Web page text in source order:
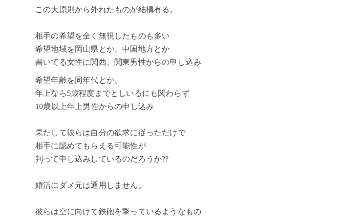
この大原則から外れたものが結構有る。
相手の希望を全く無視したものも多い
希望地域を岡山県とか、中国地方とか
書いてる女性に関西、関東男性からの申し込み
希望年齢を同年代とか、
年上なら5歳程度までとしいるにも関わらず
10歳以上年上男性からの申し込み
果たして彼らは自分の欲求に従っただけで
相手に認めてもらえる可能性が
判って申し込みしているのだろうか??
婚活にダメ元は通用しません。
彼らは空に向けて鉄砲を撃っているようなもの